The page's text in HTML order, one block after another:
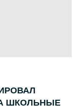
ШКОЛЬНЫЕ